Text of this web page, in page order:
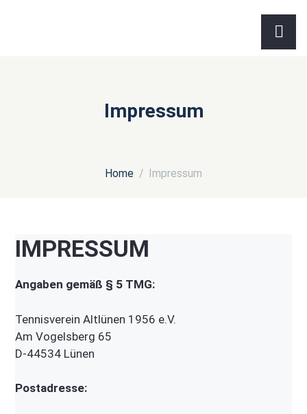
Impressum
Home Impressum
IMPRESSUM
Angaben gemäß § 5 TMG:
Tennisverein Altlünen 1956 e.V.
Am Vogelsberg 65
D-44534 Lünen
Postadresse: